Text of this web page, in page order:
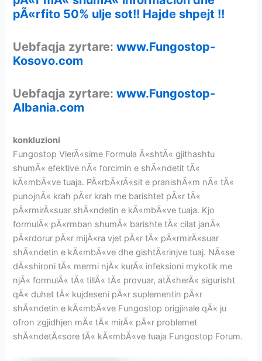
pÃ«rfito 50% ulje sot!! Hajde shpejt !!
Uebfaqja zyrtare:www.Fungostop-
Kosovo.com
Uebfaqja zyrtare:www.Fungostop-
Albania.com
konkluzioni
Fungostop VlerÃ«sime Formula Ã«shtÃ« gjithashtu
shumÃ« efektive nÃ« forcimin e shÃ«ndetit tÃ«
kÃ«mbÃ«ve tuaja. PÃ«rbÃ«rÃ«sit e pranishÃ«m nÃ« tÃ«
punojnÃ« krah pÃ«r krah me barishtet pÃ«r tÃ«
pÃ«rmirÃ«suar shÃ«ndetin e kÃ«mbÃ«ve tuaja. Kjo
formulÃ« pÃ«rmban shumÃ« barishte tÃ« cilat janÃ«
pÃ«rdorur pÃ«r mijÃ«ra vjet pÃ«r tÃ« pÃ«rmirÃ«suar
shÃ«ndetin e kÃ«mbÃ«ve dhe gishtÃ«rinjve tuaj. NÃ«se
dÃ«shironi tÃ« merrni njÃ« kurÃ« infeksioni mykotik me
njÃ« formulÃ« tÃ« tillÃ« tÃ« provuar, atÃ«herÃ« sigurisht
qÃ« duhet tÃ« kujdeseni pÃ«r suplementin pÃ«r
shÃ«ndetin e kÃ«mbÃ«ve Fungostop origjinale qÃ« ju
ofron zgjidhjen mÃ« tÃ« mirÃ« pÃ«r problemet
shÃ«ndetÃ«sore tÃ« kÃ«mbÃ«ve tuaja Fungostop Forum.